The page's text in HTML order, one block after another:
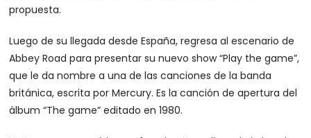
propuesta.
Luego de su llegada desde España, regresa al escenario de
Abbey Road para presentar su nuevo show “Play the game”,
que le da nombre a una de las canciones de la banda
británica, escrita por Mercury. Es la canción de apertura del
álbum “The game” editado en 1980.